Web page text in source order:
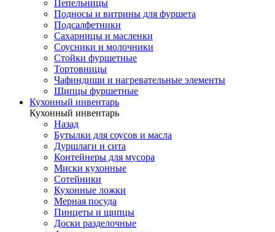
Пепельницы
Подносы и витрины для фуршета
Подсалфетники
Сахарницы и масленки
Соусники и молочники
Стойки фуршетные
Тортовницы
Чафиндиши и нагревательные элементы
Щипцы фуршетные
Кухонный инвентарь
Кухонный инвентарь
Назад
Бутылки для соусов и масла
Дуршлаги и сита
Контейнеры для мусора
Миски кухонные
Сотейники
Кухонные ложки
Мерная посуда
Пинцеты и щипцы
Доски разделочные